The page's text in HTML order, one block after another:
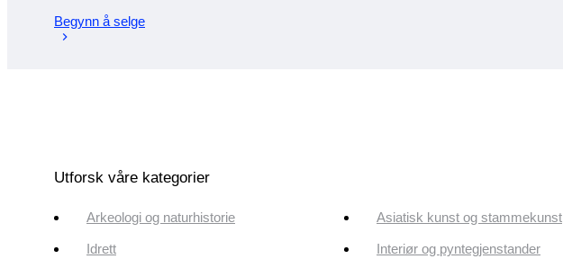
Begynn å selge
Utforsk våre kategorier
Arkeologi og naturhistorie Asiatisk kunst og stammekunst
Idrett Interiør og pyntegjenstander